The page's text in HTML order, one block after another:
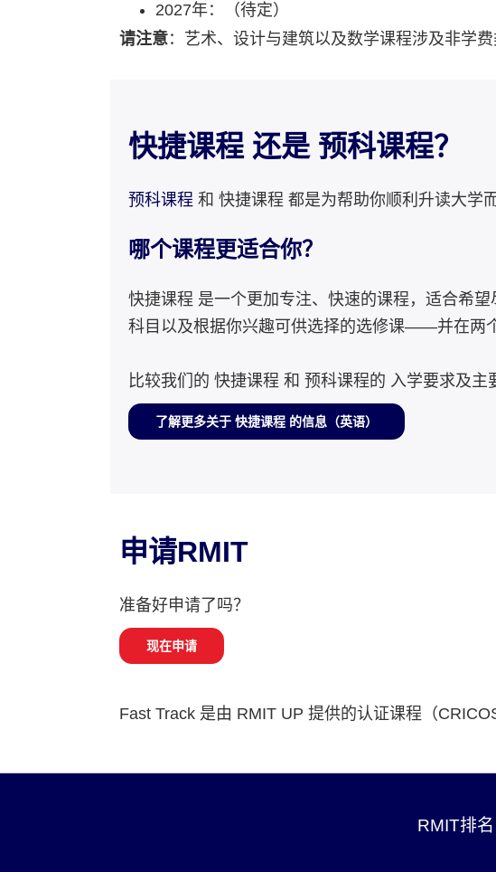
2027年：（待定）
请注意：艺术、设计与建筑以及数学课程涉及非学费
快捷课程 还是 预科课程？
预科课程 和 快捷课程 都是为帮助你顺利升读大学
哪个课程更适合你？
快捷课程 是一个更加专注、快速的课程，适合希
科目以及根据你兴趣可供选择的选修课——并在两
比较我们的 快捷课程 和 预科课程的 入学要求及主
了解更多关于 快捷课程 的信息（英语）
申请RMIT
准备好申请了吗？
现在申请
Fast Track 是由 RMIT UP 提供的认证课程（
RMIT排名